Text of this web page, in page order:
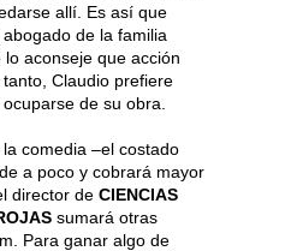
allí. Es así que
de la familia
aconseje que acción
Claudio prefiere
de su obra.
comedia –el costado
a poco y cobrará mayor
director de CIENCIAS
sumará otras
Para ganar algo de